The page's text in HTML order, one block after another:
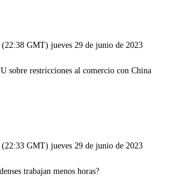
GMT) jueves 29 de junio de 2023
GMT) jueves 29 de junio de 2023